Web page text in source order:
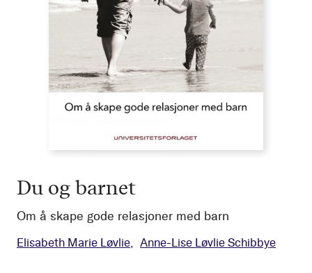
Du og barnet
Om å skape gode relasjoner med barn
Elisabeth Marie Løvlie Anne-Lise Løvlie Schibbye